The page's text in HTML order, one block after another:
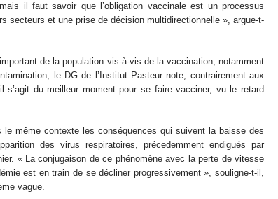
il faut savoir que l’obligation vaccinale est un processus
secteurs et une prise de décision multidirectionnelle », argue-t-
de la population vis-à-vis de la vaccination, notamment
le DG de l’Institut Pasteur note, contrairement aux
s’agit du meilleur moment pour se faire vacciner, vu le retard
même contexte les conséquences qui suivent la baisse des
des virus respiratoires, précedemment endigués par
« La conjugaison de ce phénomène avec la perte de vitesse
est en train de se décliner progressivement », souligne-t-il,
vague.